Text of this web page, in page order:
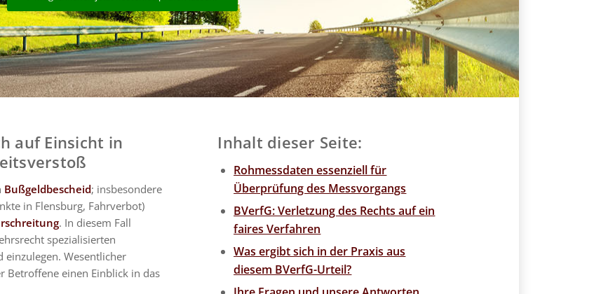
auf Einsicht in
Bußgeldbescheid; insbesondere
in Flensburg, Fahrverbot)
. In diesem Fall
spezialisierten
einzulegen. Wesentlicher
Betroffene einen Einblick in das
Inhalt dieser Seite:
Rohmessdaten essenziell für
Überprüfung des Messvorgangs
BVerfG: Verletzung des Rechts auf ein
faires Verfahren
Was ergibt sich in der Praxis aus
diesem BVerfG-Urteil?